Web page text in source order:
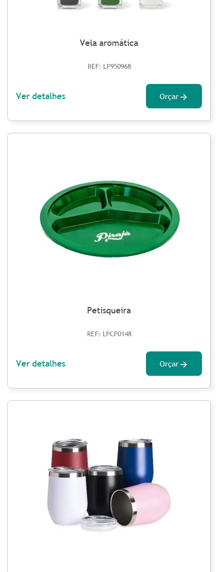
Vela aromática
REF: LP950968
Ver detalhes Orçar
Petisqueira
REF: LPCP0148
Ver detalhes Orçar